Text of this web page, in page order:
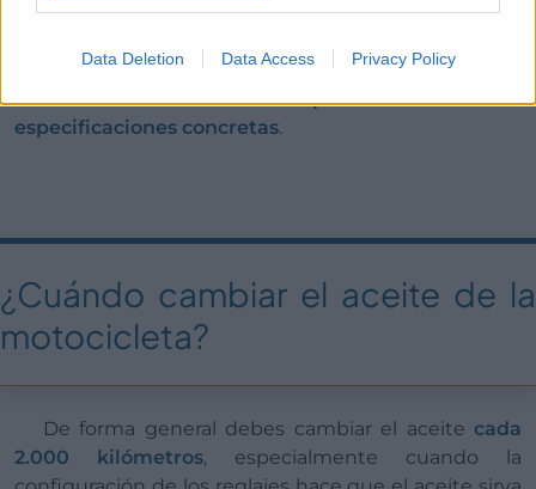
Data Deletion Data Access Privacy Policy
realices en ciudad y estés circulando la mayor parte
consultar el manual de tu coche, porque cada
modelo de automóvil precisa de unas
especificaciones concretas.
¿Cuándo cambiar el aceite de la
motocicleta?
De forma general debes cambiar el aceite cada
2.000 kilómetros, especialmente cuando la